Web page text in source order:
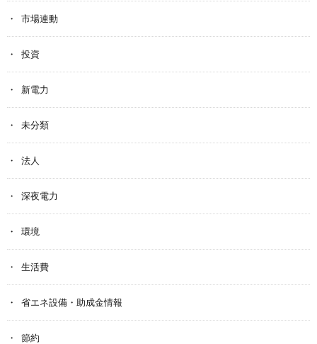
市場連動
投資
新電力
未分類
法人
深夜電力
環境
生活費
省エネ設備・助成金情報
節約